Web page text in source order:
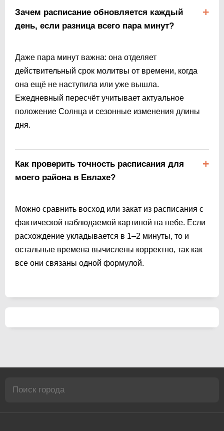
Зачем расписание обновляется каждый
день, если разница всего пара минут?
Даже пара минут важна: она отделяет
действительный срок молитвы от времени, когда
она ещё не наступила или уже вышла.
Ежедневный пересчёт учитывает актуальное
положение Солнца и сезонные изменения длины
дня.
Как проверить точность расписания для
моего района в Евлахе?
Можно сравнить восход или закат из расписания с
фактической наблюдаемой картиной на небе. Если
расхождение укладывается в 1–2 минуты, то и
остальные времена вычислены корректно, так как
все они связаны одной формулой.